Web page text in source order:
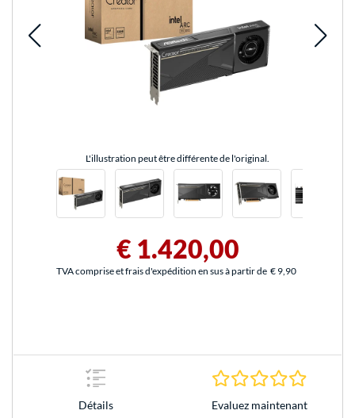
L'illustration peut être différente de l'original.
€ 1.420,00
TVA comprise et frais d'expédition en sus à partir de € 9,90
Détails Evaluez maintenant